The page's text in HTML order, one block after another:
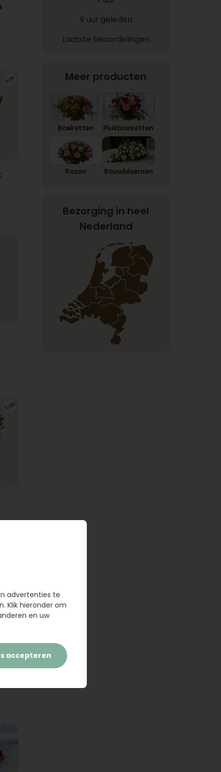
9 uur geleden
Laatste beoordelingen
Meer producten
Boeketten Plukboeketten
Rozen Rouwbloemen
Bezorging in heel
Nederland
advertenties te
Klik hieronder om
en uw
accepteren